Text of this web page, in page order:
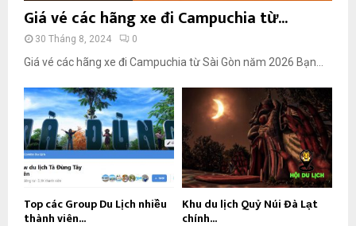
Giá vé các hãng xe đi Campuchia từ...
30 Tháng 8, 2024 0
Giá vé các hãng xe đi Campuchia từ Sài Gòn năm 2026 Bạn...
Top các Group Du Lịch nhiều
thành viên...
Khu du lịch Quỷ Núi Đà Lạt
chính...